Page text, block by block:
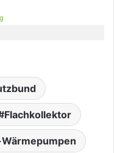
Flachkollektor